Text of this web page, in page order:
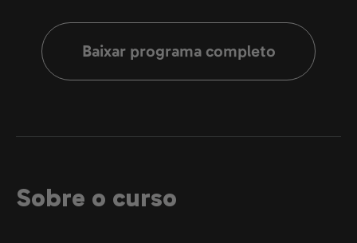
Baixar programa completo
Sobre o curso